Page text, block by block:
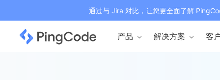
通过与 Jira 对比，让您更全面了解
产品 解决方案 客